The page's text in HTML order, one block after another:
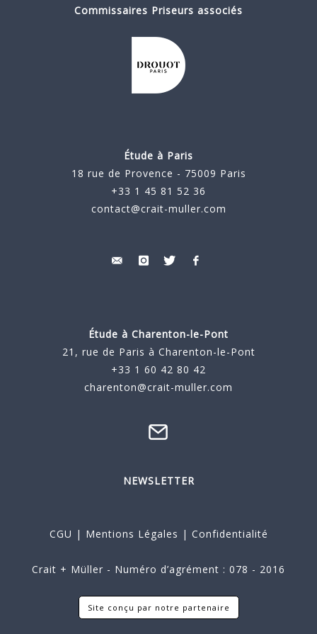
Commissaires Priseurs associés
Étude à Paris
18 rue de Provence - 75009 Paris
+33 1 45 81 52 36
contact@crait-muller.com
Étude à Charenton-le-Pont
21, rue de Paris à Charenton-le-Pont
+33 1 60 42 80 42
charenton@crait-muller.com
NEWSLETTER
CGU | Mentions Légales | Confidentialité
Crait + Müller - Numéro d’agrément : 078 - 2016
Site conçu par notre partenaire